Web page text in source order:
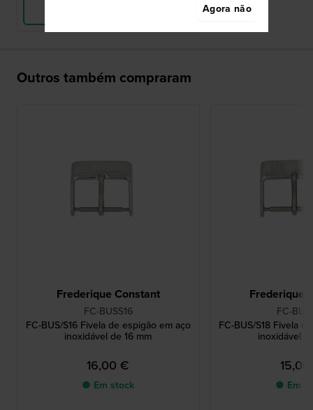
Outros também compraram
Frederique Constant
FC-BUSS16
FC-BUS/S16 Fivela de espigão em aço
inoxidável de 16 mm
16,00 €
● Em stock
Frederique
FC-
FC-BUS/S18 Fivela
inoxidável
● Em
Agora não